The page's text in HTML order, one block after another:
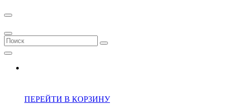
ПЕРЕЙТИ В КОРЗИНУ